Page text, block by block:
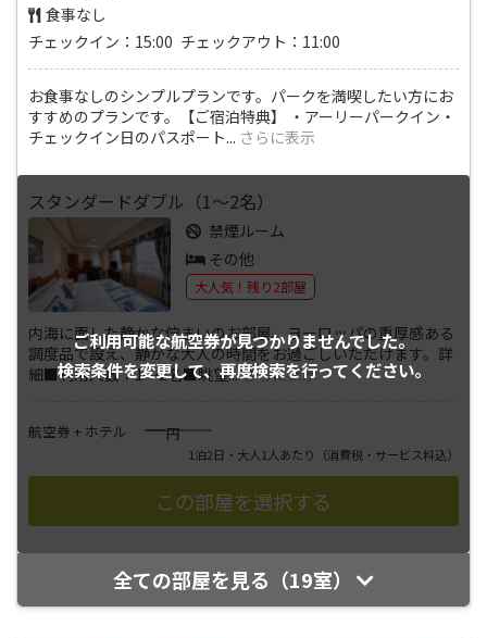
食事なし
チェックイン：15:00 チェックアウト：11:00
お食事なしのシンプルプランです。パークを満喫したい方にお
すすめのプランです。【ご宿泊特典】 ・アーリーパークイン・
チェックイン日のパスポート... さらに表示
ご利用可能な航空券が見つかりませんでした。
検索条件を変更して、再度検索を行ってください。
スタンダードダブル（1～2名）
禁煙ルーム
その他
大人気！残り2部屋
内海に面した静かな佇まいのお部屋。ヨーロッパの重厚感ある
調度品で設え、静かな大人の時間をお過ごしいただけます。詳
細■利用人数：1～2名■眺望...さらに表示
航空券 + ホテル ――――円
1泊2日・大人1人あたり （消費税・サービス料込）
全ての部屋を見る（19室）